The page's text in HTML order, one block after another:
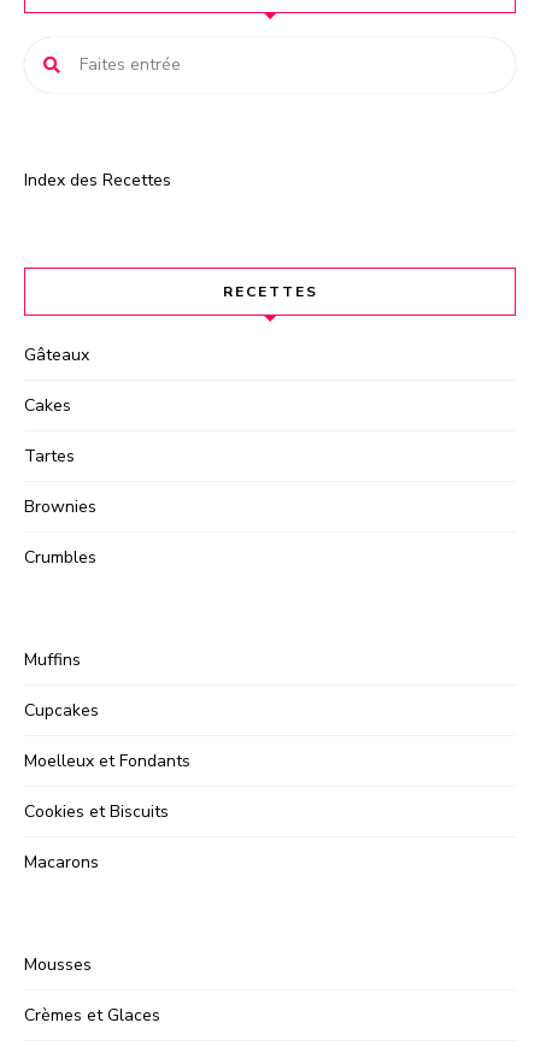
Index des Recettes
RECETTES
Gâteaux
Cakes
Tartes
Brownies
Crumbles
Muffins
Cupcakes
Moelleux et Fondants
Cookies et Biscuits
Macarons
Mousses
Crèmes et Glaces